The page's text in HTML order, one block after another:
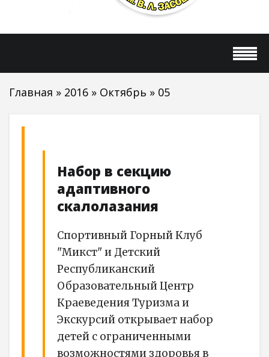
Главная » 2016 » Октябрь » 05
Набор в секцию
адаптивного
скалолазания
Спортивный Горный Клуб
"Микст" и Детский
Республиканский
Образовательный Центр
Краеведения Туризма и
Экскурсий открывает набор
детей с ограниченными
возможностями здоровья в